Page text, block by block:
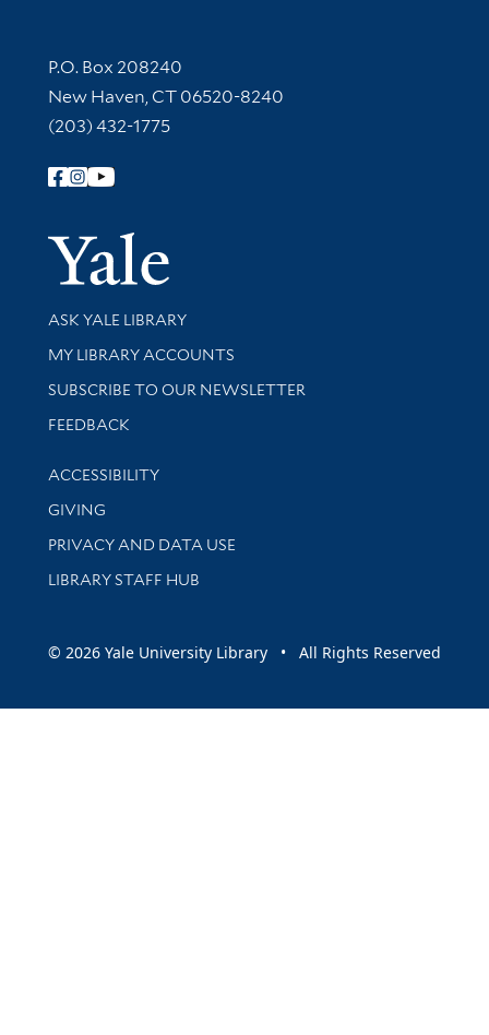
Contact Information
P.O. Box 208240
New Haven, CT 06520-8240
(203) 432-1775
Follow Yale Library
Yale
Library Services
ASK YALE LIBRARY
Get research help and support
MY LIBRARY ACCOUNTS
SUBSCRIBE TO OUR NEWSLETTER
Stay updated with library news and events
FEEDBACK
Library Information
ACCESSIBILITY
GIVING
PRIVACY AND DATA USE
LIBRARY STAFF HUB
© 2026 Yale University Library • All Rights Reserved